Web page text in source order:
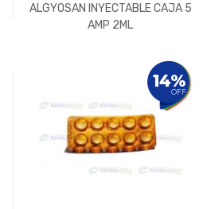
ALGYOSAN INYECTABLE CAJA 5
AMP 2ML
14%
OFF